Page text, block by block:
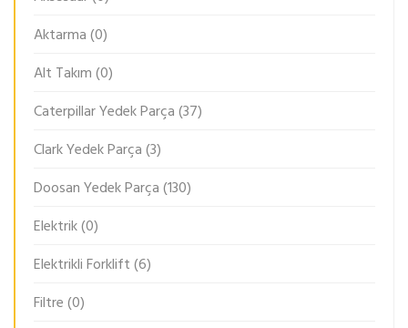
Aktarma(0)
Alt Takım(0)
Caterpillar Yedek Parça(37)
Clark Yedek Parça(3)
Doosan Yedek Parça(130)
Elektrik(0)
Elektrikli Forklift(6)
Filtre(0)